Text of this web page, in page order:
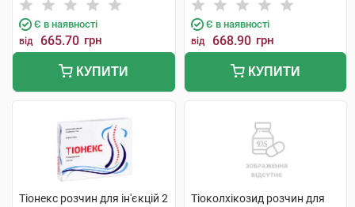
Є в наявності
від 665.70 грн
КУПИТИ
Є в наявності
від 668.90 грн
КУПИТИ
Тіонекс розчин для ін'єкцій 2
Тіоколхікозид розчин для